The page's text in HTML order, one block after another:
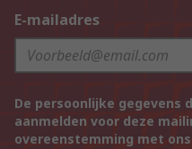
E-mailadres
De persoonlijke gegevens
aanmelden voor deze
overeenstemming met ons